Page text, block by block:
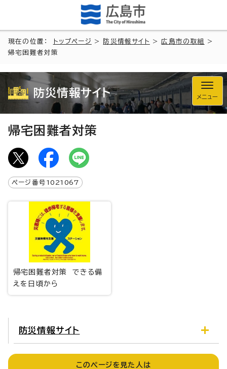
現在の位置： トップページ > 防災情報サイト >広島市の取組
>
帰宅困難者対策
防災情報サイト メニュー
帰宅困難者対策
ページ番号 1021067
帰宅困難者対策 できる備
えを日頃から
防災情報サイト
このページを見た人は